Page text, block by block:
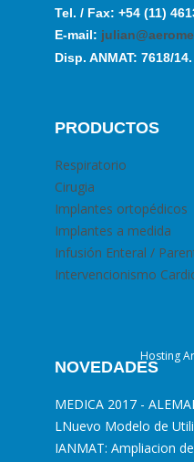
Tel. / Fax: +54 (11)
E-mail:
Disp. ANMAT: 7618/14.
PRODUCTOS
Respiratorio
Cirugia
Implantes ortopédicos
Implantes a medida
Infusión Enteral /
Intervencionismo
NOVEDADES
MEDICA 2017 -
LNuevo Modelo de
IANMAT: Ampliacion
Hosting